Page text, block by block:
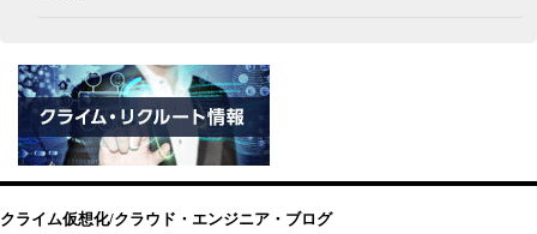
クライム仮想化/クラウド・エンジニア・ブログ